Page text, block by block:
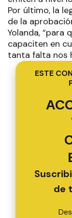
Por último, la
de la
Yolanda, “para
capaciten en
tanta falta nos
ESTE
de